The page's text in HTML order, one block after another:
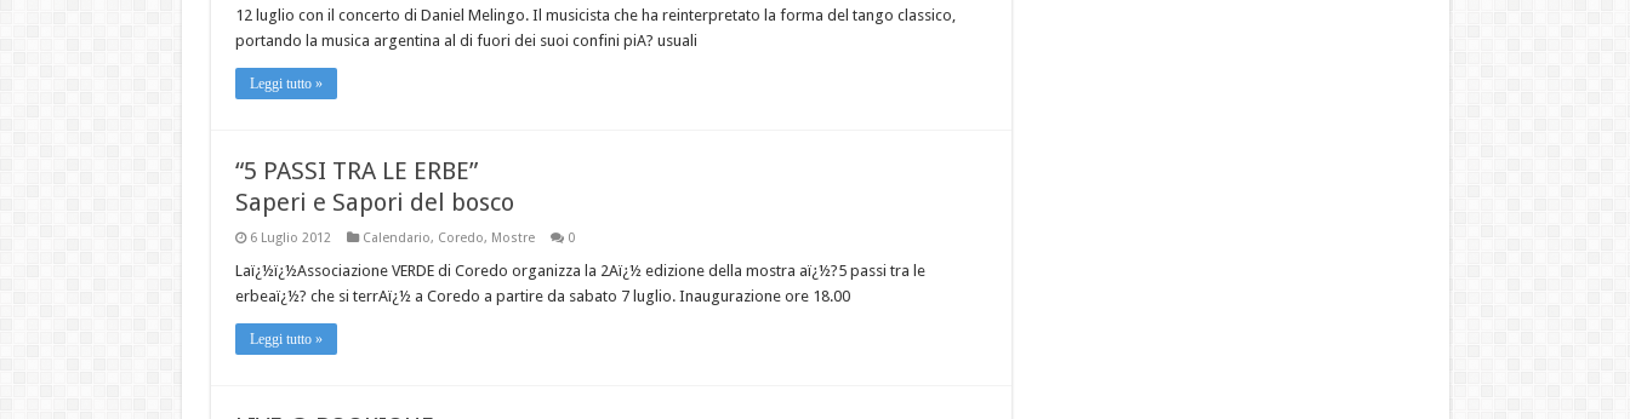
12 luglio con il concerto di Daniel Melingo. Il musicista che ha reinterpretato la forma del tango classico,
portando la musica argentina al di fuori dei suoi confini piA? usuali
Leggi tutto »
“5 PASSI TRA LE ERBE”
Saperi e Sapori del bosco
6 Luglio 2012 Calendario, Coredo, Mostre 0
Laï¿½ï¿½Associazione VERDE di Coredo organizza la 2Aï¿½ edizione della mostra aï¿½?5 passi tra le
erbeaï¿½? che si terrAï¿½ a Coredo a partire da sabato 7 luglio. Inaugurazione ore 18.00
Leggi tutto »